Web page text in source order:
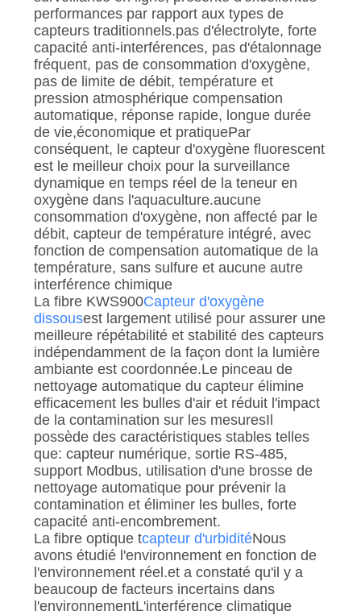
performances par rapport aux types de
capteurs traditionnels.pas d'électrolyte, forte
capacité anti-interférences, pas d'étalonnage
fréquent, pas de consommation d'oxygène,
pas de limite de débit, température et
pression atmosphérique compensation
automatique, réponse rapide, longue durée
de vie,économique et pratiquePar
conséquent, le capteur d'oxygène fluorescent
est le meilleur choix pour la surveillance
dynamique en temps réel de la teneur en
oxygène dans l'aquaculture.aucune
consommation d'oxygène, non affecté par le
débit, capteur de température intégré, avec
fonction de compensation automatique de la
température, sans sulfure et aucune autre
interférence chimique
La fibre KWS900Capteur d'oxygène
dissousest largement utilisé pour assurer une
meilleure répétabilité et stabilité des capteurs
indépendamment de la façon dont la lumière
ambiante est coordonnée.Le pinceau de
nettoyage automatique du capteur élimine
efficacement les bulles d'air et réduit l'impact
de la contamination sur les mesuresIl
possède des caractéristiques stables telles
que: capteur numérique, sortie RS-485,
support Modbus, utilisation d'une brosse de
nettoyage automatique pour prévenir la
contamination et éliminer les bulles, forte
capacité anti-encombrement.
La fibre optique tcapteur d'urbiditéNous
avons étudié l'environnement en fonction de
l'environnement réel.et a constaté qu'il y a
beaucoup de facteurs incertains dans
l'environnementL'interférence climatique